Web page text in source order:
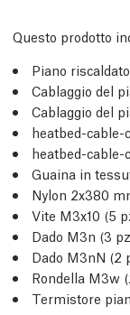
Questo prodotto
Piano
Cablaggio del
Cablaggio del
heatbed-cable-
heatbed-cable-
Guaina in
Nylon 2x380
Vite M3x10 (5
Dado M3n (3
Dado M3nN (2
Rondella M3w
Termistore